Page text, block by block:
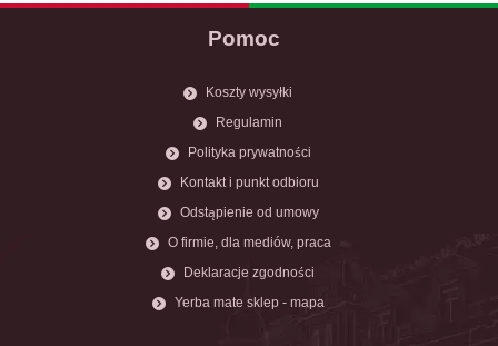
Pomoc
Koszty wysyłki
Regulamin
Polityka prywatności
Kontakt i punkt odbioru
Odstąpienie od umowy
O firmie, dla mediów, praca
Deklaracje zgodności
Yerba mate sklep - mapa